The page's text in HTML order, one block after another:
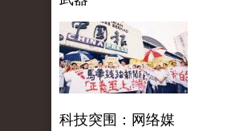
科技突围：网络媒